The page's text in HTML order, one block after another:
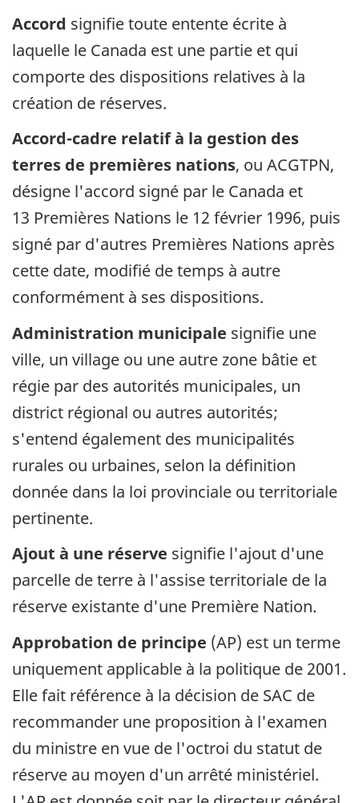
Accord signifie toute entente écrite à
laquelle le Canada est une partie et qui
comporte des dispositions relatives à la
création de réserves.
Accord-cadre relatif à la gestion des
terres de premières nations, ou ACGTPN,
désigne l'accord signé par le Canada et
13 Premières Nations le 12 février 1996, puis
signé par d'autres Premières Nations après
cette date, modifié de temps à autre
conformément à ses dispositions.
Administration municipale signifie une
ville, un village ou une autre zone bâtie et
régie par des autorités municipales, un
district régional ou autres autorités;
s'entend également des municipalités
rurales ou urbaines, selon la définition
donnée dans la loi provinciale ou territoriale
pertinente.
Ajout à une réserve signifie l'ajout d'une
parcelle de terre à l'assise territoriale de la
réserve existante d'une Première Nation.
Approbation de principe (AP) est un terme
uniquement applicable à la politique de 2001.
Elle fait référence à la décision de SAC de
recommander une proposition à l'examen
du ministre en vue de l'octroi du statut de
réserve au moyen d'un arrêté ministériel.